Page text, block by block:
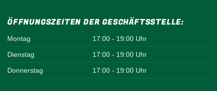
ÖFFNUNGSZEITEN DER GESCHÄFTSSTELLE:
Montag 17:00 - 19:00 Uhr
Dienstag 17:00 - 19:00 Uhr
Donnerstag 17:00 - 19:00 Uhr